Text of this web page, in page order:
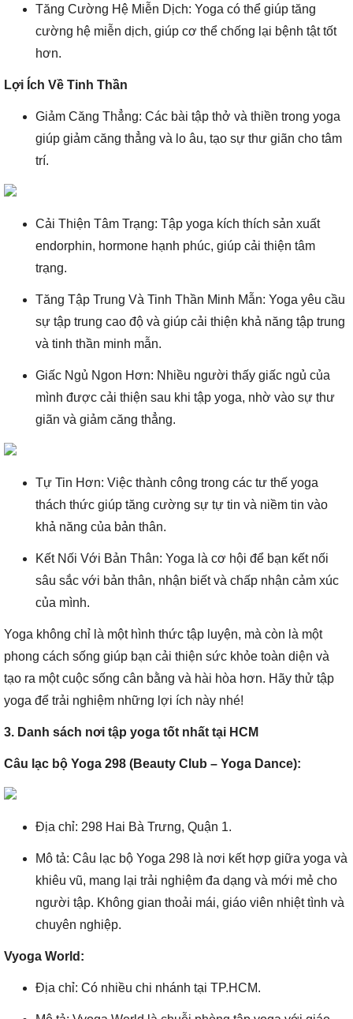
Tăng Cường Hệ Miễn Dịch: Yoga có thể giúp tăng
cường hệ miễn dịch, giúp cơ thể chống lại bệnh tật tốt
hơn.
Lợi Ích Về Tinh Thần
Giảm Căng Thẳng: Các bài tập thở và thiền trong yoga
giúp giảm căng thẳng và lo âu, tạo sự thư giãn cho tâm
trí.
Cải Thiện Tâm Trạng: Tập yoga kích thích sản xuất
endorphin, hormone hạnh phúc, giúp cải thiện tâm
trạng.
Tăng Tập Trung Và Tinh Thần Minh Mẫn: Yoga yêu cầu
sự tập trung cao độ và giúp cải thiện khả năng tập trung
và tinh thần minh mẫn.
Giấc Ngủ Ngon Hơn: Nhiều người thấy giấc ngủ của
mình được cải thiện sau khi tập yoga, nhờ vào sự thư
giãn và giảm căng thẳng.
Tự Tin Hơn: Việc thành công trong các tư thế yoga
thách thức giúp tăng cường sự tự tin và niềm tin vào
khả năng của bản thân.
Kết Nối Với Bản Thân: Yoga là cơ hội để bạn kết nối
sâu sắc với bản thân, nhận biết và chấp nhận cảm xúc
của mình.
Yoga không chỉ là một hình thức tập luyện, mà còn là một
phong cách sống giúp bạn cải thiện sức khỏe toàn diện và
tạo ra một cuộc sống cân bằng và hài hòa hơn. Hãy thử tập
yoga để trải nghiệm những lợi ích này nhé!
3. Danh sách nơi tập yoga tốt nhất tại HCM
Câu lạc bộ Yoga 298 (Beauty Club – Yoga Dance):
Địa chỉ: 298 Hai Bà Trưng, Quận 1.
Mô tả: Câu lạc bộ Yoga 298 là nơi kết hợp giữa yoga và
khiêu vũ, mang lại trải nghiệm đa dạng và mới mẻ cho
người tập. Không gian thoải mái, giáo viên nhiệt tình và
chuyên nghiệp.
Vyoga World:
Địa chỉ: Có nhiều chi nhánh tại TP.HCM.